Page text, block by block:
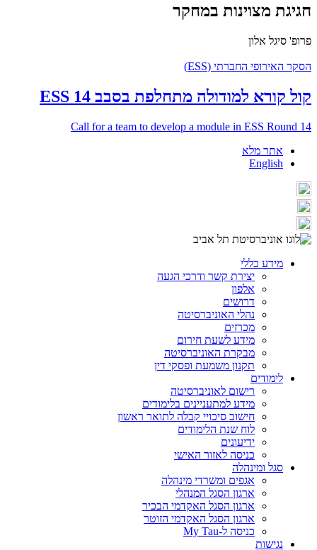
חגיגת מצוינות במחקר
פרופ' סיגל אלון
הסקר האירופי החברתי (ESS)
קול קורא למודולה מתחלפת בסבב 14 ESS
Call for a team to develop a module in ESS Round 14
אתר מלא
English
מידע כללי
יצירת קשר ודרכי הגעה
אלפון
דרושים
נהלי האוניברסיטה
מכרזים
מידע לשעת חירום
מבקרת האוניברסיטה
תקנון משמעת ופסקי דין
לימודים
רישום לאוניברסיטה
מידע למתעניינים בלימודים
חישוב סיכויי קבלה לתואר ראשון
לוח שנת הלימודים
ידיעונים
כניסה לאזור האישי
סגל ומינהלה
אגפים ומשרדי מינהלה
ארגון הסגל המנהלי
ארגון הסגל האקדמי הבכיר
ארגון הסגל האקדמי הזוטר
כניסה ל-My Tau
נגישות